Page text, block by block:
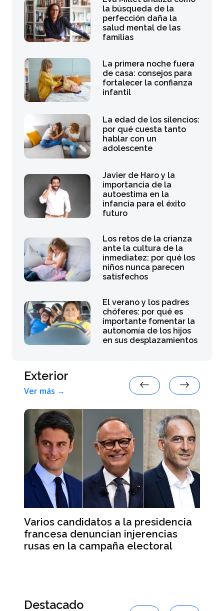
la búsqueda de la
perfección daña la
salud mental de las
familias
La primera noche fuera
de casa: consejos para
fortalecer la confianza
infantil
La edad de los silencios:
por qué cuesta tanto
hablar con un
adolescente
Javier de Haro y la
importancia de la
autoestima en la
infancia para el éxito
futuro
Los retos de la crianza
ante la cultura de la
inmediatez: por qué los
niños nunca parecen
satisfechos
El verano y los padres
chóferes: por qué es
importante fomentar la
autonomía de los hijos
en sus desplazamientos
Exterior
Ver más →
Varios candidatos a la presidencia
francesa denuncian injerencias
rusas en la campaña electoral
Destacado